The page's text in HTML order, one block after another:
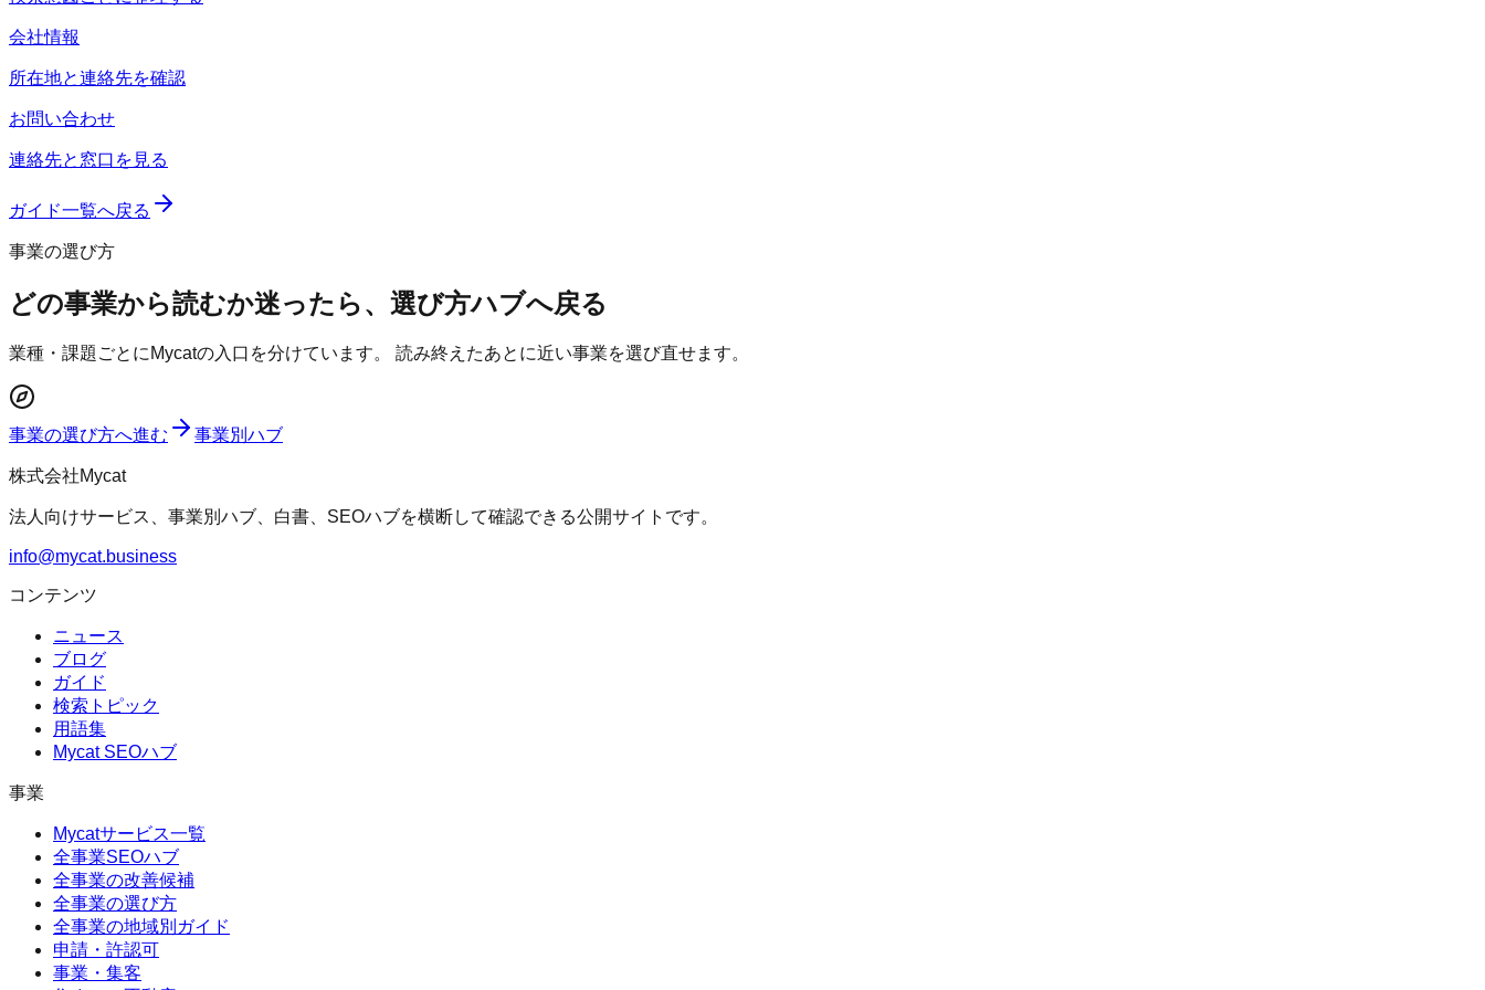
会社情報
所在地と連絡先を確認
お問い合わせ
連絡先と窓口を見る
ガイド一覧へ戻る
事業の選び方
どの事業から読むか迷ったら、選び方ハブへ戻る
業種・課題ごとにMycatの入口を分けています。 読み終えたあとに近い事業を選び直せます。
事業の選び方へ進む 事業別ハブ
株式会社Mycat
法人向けサービス、事業別ハブ、白書、SEOハブを横断して確認できる公開サイトです。
info@mycat.business
コンテンツ
ニュース
ブログ
ガイド
検索トピック
用語集
Mycat SEOハブ
事業
Mycatサービス一覧
全事業SEOハブ
全事業の改善候補
全事業の選び方
全事業の地域別ガイド
申請・許認可
事業・集客